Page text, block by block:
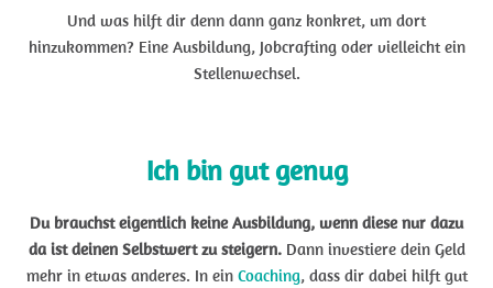
Und was hilft dir denn dann ganz konkret, um dort
hinzukommen? Eine Ausbildung, Jobcrafting oder vielleicht ein
Stellenwechsel.
Ich bin gut genug
Du brauchst eigentlich keine Ausbildung, wenn diese nur dazu
da ist deinen Selbstwert zu steigern.Dann investiere dein Geld
mehr in etwas anderes. In ein Coaching, dass dir dabei hilft gut